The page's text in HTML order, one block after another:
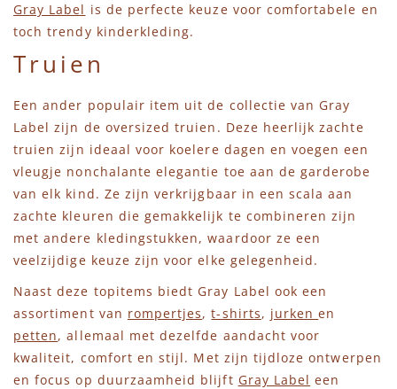
Gray Label is de perfecte keuze voor comfortabele en
toch trendy kinderkleding.
Truien
Een ander populair item uit de collectie van Gray
Label zijn de oversized truien. Deze heerlijk zachte
truien zijn ideaal voor koelere dagen en voegen een
vleugje nonchalante elegantie toe aan de garderobe
van elk kind. Ze zijn verkrijgbaar in een scala aan
zachte kleuren die gemakkelijk te combineren zijn
met andere kledingstukken, waardoor ze een
veelzijdige keuze zijn voor elke gelegenheid.
Naast deze topitems biedt Gray Label ook een
assortiment van rompertjes,t-shirts, jurkenen
petten, allemaal met dezelfde aandacht voor
kwaliteit, comfort en stijl. Met zijn tijdloze ontwerpen
en focus op duurzaamheid blijft Gray Label een